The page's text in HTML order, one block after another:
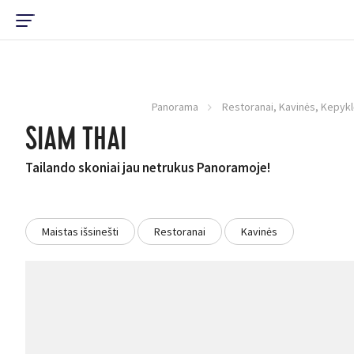
Panorama Restoranai, Kavinės,
SIAM THAI
Tailando skoniai jau netrukus Panoramoje!
Maistas išsinešti Restoranai Kavinės